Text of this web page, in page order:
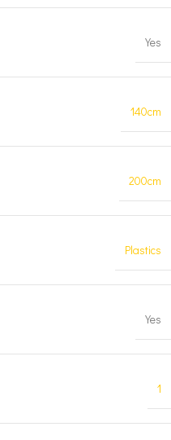
Yes
140cm
200cm
Plastics
Yes
1